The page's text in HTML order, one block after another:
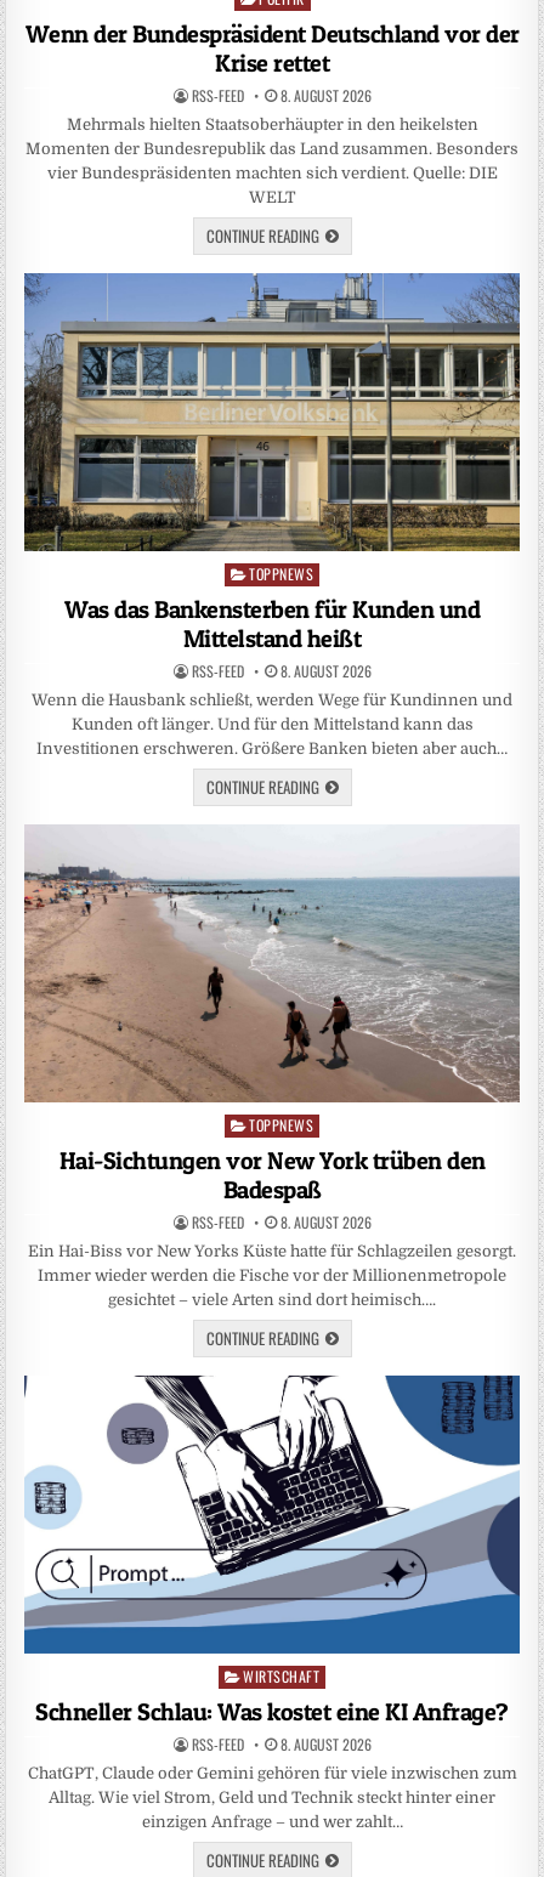
in
Wenn der Bundespräsident Deutschland vor der
Krise rettet
RSS-FEED 8. AUGUST 2026
Mehrmals hielten Staatsoberhäupter in den heikelsten
Momenten der Bundesrepublik das Land zusammen. Besonders
vier Bundespräsidenten machten sich verdient. Quelle: DIE
WELT
CONTINUE READING
Posted
TOPPNEWS
Was das Bankensterben für Kunden und
Mittelstand heißt
RSS-FEED 8. AUGUST 2026
Wenn die Hausbank schließt, werden Wege für Kundinnen und
Kunden oft länger. Und für den Mittelstand kann das
Investitionen erschweren. Größere Banken bieten aber auch…
CONTINUE READING
Posted
TOPPNEWS
Hai-Sichtungen vor New York trüben den
Badespaß
RSS-FEED 8. AUGUST 2026
Ein Hai-Biss vor New Yorks Küste hatte für Schlagzeilen gesorgt.
Immer wieder werden die Fische vor der Millionenmetropole
gesichtet – viele Arten sind dort heimisch….
CONTINUE READING
Posted
in
WIRTSCHAFT
Schneller Schlau: Was kostet eine KI Anfrage?
RSS-FEED 8. AUGUST 2026
ChatGPT, Claude oder Gemini gehören für viele inzwischen zum
Alltag. Wie viel Strom, Geld und Technik steckt hinter einer
einzigen Anfrage – und wer zahlt…
CONTINUE READING